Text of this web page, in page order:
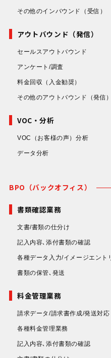
その他のインバウンド （受信）
アウトバウンド（発信）
セールスアウトバウンド
アンケート/調査
料金回収 （入金勧奨）
その他のアウトバウンド （発信）
VOC・分析
VOC（お客様の声）分析
データ分析
BPO（バックオフィス）
書類確認業務
文書/書類の仕分け
記入内容､添付書類の確認
各種データ入力/イメージエント
書類の保管､発送
料金管理業務
請求データ/請求書作成/発送対応
各種料金管理業務
記入内容､添付書類の確認